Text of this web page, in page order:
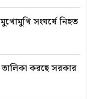
সংঘর্ষে নিহত
করছে সরকার